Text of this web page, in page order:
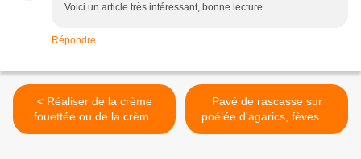
Voici un article très intéressant, bonne lecture.
Répondre
< Réaliser de la crème
fouettée ou de la crème
chantilly... en images
Pavé de rascasse sur
poélée d'agarics, fèves et
coques, sauce basilic... >